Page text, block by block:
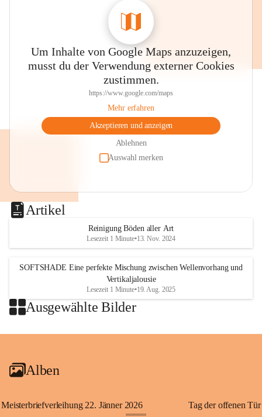
Um Inhalte von Google Maps anzuzeigen,
musst du der Verwendung externer Cookies
zustimmen.
https://www.google.com/maps
Mehr erfahren
Akzeptieren und anzeigen
Ablehnen
Auswahl merken
Artikel
Reinigung Böden aller Art
Lesezeit 1 Minute•13. Nov. 2024
SOFTSHADE Eine perfekte Mischung zwischen Wellenvorhang und
Vertikaljalousie
Lesezeit 1 Minute•19. Aug. 2025
Ausgewählte Bilder
Alben
Meisterbriefverleihung 22. Jänner 2026 Tag der offenen